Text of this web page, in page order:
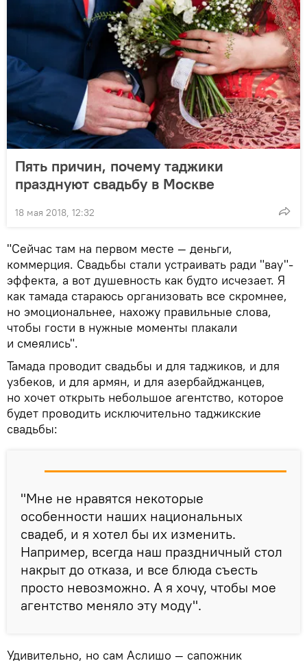
Пять причин, почему таджики
празднуют свадьбу в Москве
18 мая 2018, 12:32
"Сейчас там на первом месте — деньги,
коммерция. Свадьбы стали устраивать ради "вау"-
эффекта, а вот душевность как будто исчезает. Я
как тамада стараюсь организовать все скромнее,
но эмоциональнее, нахожу правильные слова,
чтобы гости в нужные моменты плакали
и смеялись".
Тамада проводит свадьбы и для таджиков, и для
узбеков, и для армян, и для азербайджанцев,
но хочет открыть небольшое агентство, которое
будет проводить исключительно таджикские
свадьбы:
"Мне не нравятся некоторые
особенности наших национальных
свадеб, и я хотел бы их изменить.
Например, всегда наш праздничный стол
накрыт до отказа, и все блюда съесть
просто невозможно. А я хочу, чтобы мое
агентство меняло эту моду".
Удивительно, но сам Аслишо — сапожник